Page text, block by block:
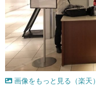
画像をもっと見る（楽天）